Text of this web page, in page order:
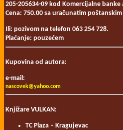
205-205634-09 kod Komercijalne banke
Cena: 750.00 sa uračunatim
Ili: pozivom na telefon 063 254 728.
Plaćanje: pouzećem
Kupovina od autora:
e-mail:
nascovek@yahoo.com
Knjižare VULKAN:
TC Plaza – Kragujevac